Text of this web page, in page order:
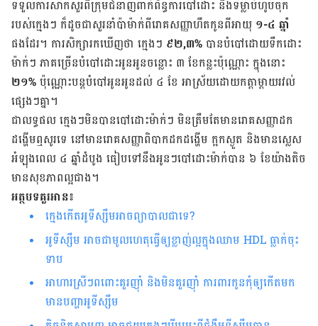
ទទួល​ការ​សាក​សួរ​ពី​ក្រុម​ជំនាញ​ពាក់​ព័ន្ធ​ការ​បៅ​ដោះ និង​ទម្លាប់​ហូប​ចុក​
របស់​ក្មេងៗ ក៏​ដូច​ជា​សួរ​នាំ​ប៉ាម៉ាក់​ពី​រោគ​សញ្ញា​ហឺត​កូន​ពី​អាយុ ១-៤ ឆ្នាំ
ផង​ដែរ។ ការ​សិក្សា​រក​ឃើញ​ថា ក្មេងៗ ៩២,៣% បាន​បំបៅ​ដោយ​ទឹក​ដោះ ​
ម៉ាក់ៗ ភាគ​ច្រើន​បំបៅ​ដោះ​អូនអូន​ចន្លោះ ៣ ខែ​កន្លះ​ប៉ុណ្ណោះ ក្នុង​នោះ
២១%ប៉ុណ្ណោះ​​បន្ត​​បំបៅ​អូន​អូន​ដល់ ៤ ខែ អាស្រ័យ​ដោយ​កត្តា​ម្ដាយ​រវល់​
ផ្សេងៗ​គ្នា។
ជា​លទ្ធ​ផល ក្មេងៗ​មិន​បាន​បៅ​ដោះ​ម៉ាក់ៗ មិន​ត្រឹមតែ​មាន​រោគ​សញ្ញា​ដក​
ដង្ហើម​ឮ​សូរ​ទេ នៅ​មាន​រោគ​សញ្ញា​ពិបាក​ដក​ដង្ហើម​ ក្អក​ស្ងួត​ និង​មាន​ស្លេស​
អំឡុង​ពេល ៤ ឆ្នាំ​ដំបូង ធៀប​ទៅ​នឹង​អូនៗ​បៅ​ដោះ​ម៉ាក់​បាន ៦ ខែ​យ៉ាង​តិច
មាន​សុខភាព​ល្អ​ជាង។
អត្ថបទគួរអាន៖
ក្មេង​កើត​អូទីស្សឹម​អាច​ព្យាបាល​ជា​ទេ?
អូទីស្សឹម អាចជាមូលហេតុធ្វើឲ្យខ្លាញ់ល្អក្នុងឈាម HDL ធ្លាក់ចុះ
ទាប
អាហារ​ស្រីៗពពោះ​គួរញ៉ាំ និង​មិនគួរ​ញ៉ាំ​ ​ការ​ពារ​កូន​កុំឲ្យ​កើត​មក
មាន​បញ្ហា​អូទីស្សឹម